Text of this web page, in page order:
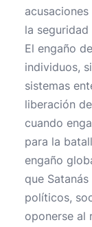
la
El engaño
individuos,
sistemas
liberación
cuando
para la
engaño
que
políticos,
oponerse al